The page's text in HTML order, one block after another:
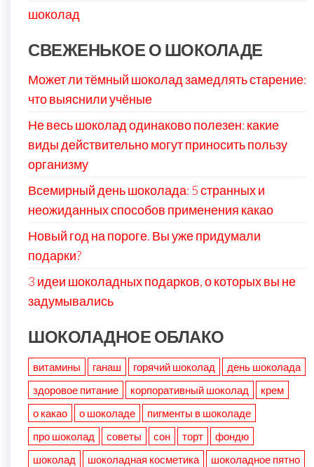
шоколад
СВЕЖЕНЬКОЕ О ШОКОЛАДЕ
Может ли тёмный шоколад замедлять старение:
что выяснили учёные
Не весь шоколад одинаково полезен: какие
виды действительно могут приносить пользу
организму
Всемирный день шоколада: 5 странных и
неожиданных способов применения какао
Новый год на пороге. Вы уже придумали
подарки?
3 идеи шоколадных подарков, о которых вы не
задумывались
ШОКОЛАДНОЕ ОБЛАКО
витамины ганаш горячий шоколад
день шоколада
здоровое питание
корпоративный шоколад
крем
о какао
о шоколаде
пигменты в шоколаде
про шоколад
советы сон торт
фондю
шоколад
шоколадная косметика шоколадное пятно